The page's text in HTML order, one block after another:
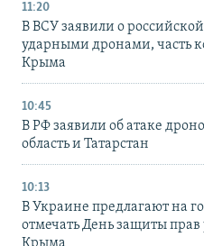
11:20
В ВСУ заявили о
ударными дронами, часть
Крыма
10:45
В РФ заявили об атаке
область и Татарстан
10:13
В Украине предлагают на
отмечать День защиты